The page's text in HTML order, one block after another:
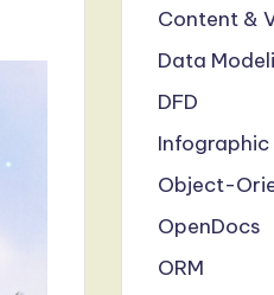
Content &
Data
DFD
Infographic
Object-
OpenDocs
ORM